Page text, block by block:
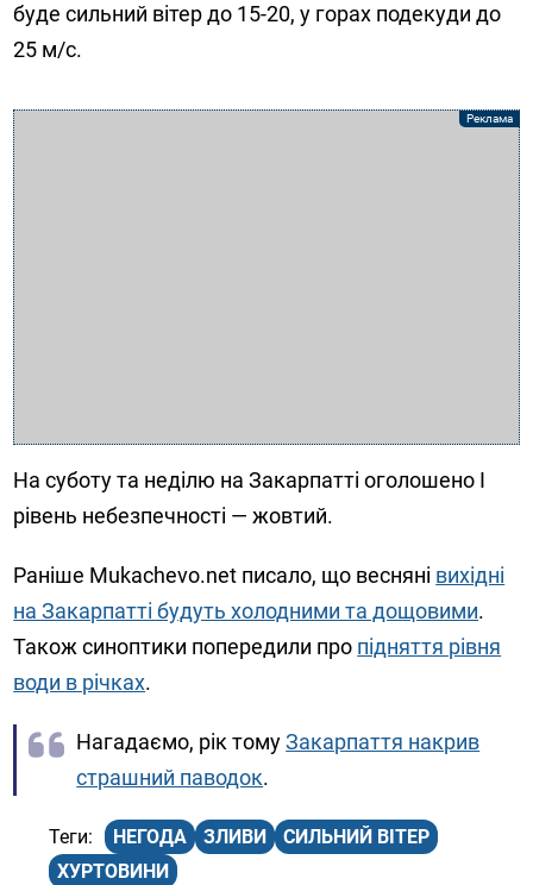
буде сильний вітер до 15-20, у горах подекуди до
25 м/с.
На суботу та неділю на Закарпатті оголошено І
рівень небезпечності — жовтий.
Раніше Mukachevo.net писало, що весняні вихідні
на Закарпатті будуть холодними та дощовими.
Також синоптики попередили про підняття рівня
води в річках.
Нагадаємо, рік томуЗакарпаття накрив
страшний паводок.
НЕГОДА ЗЛИВИ
СИЛЬНИЙ ВІТЕР
ХУРТОВИНИ